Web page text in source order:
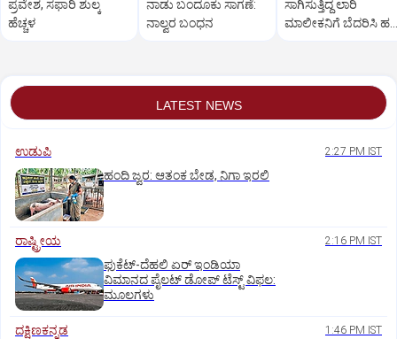
ಪ್ರವೇಶ, ಸಫಾರಿ ಶುಲ್ಕ
ಹೆಚ್ಚಳ
ನಾಡು ಬಂದೂಕು ಸಾಗಣೆ:
ನಾಲ್ವರ ಬಂಧನ
ಸಾಗಿಸುತ್ತಿದ್ದ ಲಾರಿ
ಮಾಲೀಕನಿಗೆ ಬೆದರಿಸಿ
LATEST NEWS
ಉಡುಪಿ 2:27 PM IST
ಹಂದಿ ಜ್ವರ: ಆತಂಕ ಬೇಡ, ನಿಗಾ ಇರಲಿ
ರಾಷ್ಟ್ರೀಯ 2:16 PM IST
ಫುಕೆಟ್‌-ದೆಹಲಿ ಏರ್‌ ಇಂಡಿಯಾ
ವಿಮಾನದ ಪೈಲಟ್‌ ಡೋಪ್‌ ಟೆಸ್ಟ್‌ ವಿಫಲ:
ಮೂಲಗಳು
ದಕ್ಷಿಣಕನ್ನಡ 1:46 PM IST